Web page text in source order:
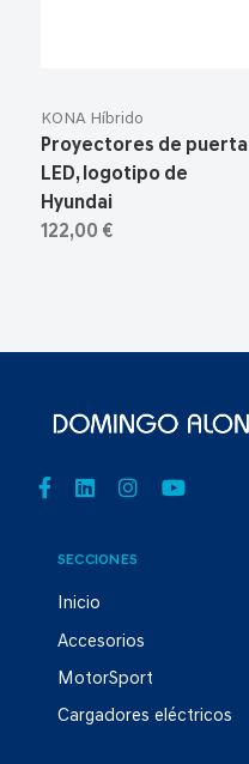
KONA Híbrido
Proyectores de puerta
LED, logotipo de
Hyundai
122,00 €
SECCIONES
Inicio
Accesorios
MotorSport
Cargadores eléctricos